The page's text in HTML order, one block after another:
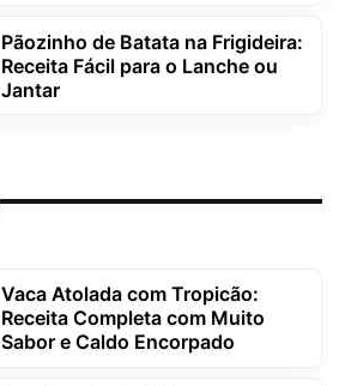
Pãozinho de Batata na Frigideira:
Receita Fácil para o Lanche ou
Jantar
Vaca Atolada com Tropicão:
Receita Completa com Muito
Sabor e Caldo Encorpado